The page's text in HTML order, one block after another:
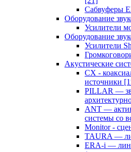
Сабвуферы
Оборудование
Усилители
Оборудование
Усилители
Акустические
CX -
источники
PILLAR —
ANT —
системы со
Monitor -
TAURA —
ERA-i —